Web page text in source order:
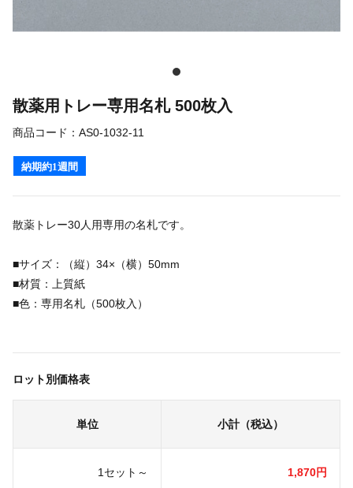
散薬用トレー専用名札 500枚入
商品コード： AS0-1032-11
納期約1週間
散薬トレー30人用専用の名札です。
■サイズ：（縦）34×（横）50mm
■材質：上質紙
■色：専用名札（500枚入）
ロット別価格表
単位 小計（税込）
1セット～ 1,870円